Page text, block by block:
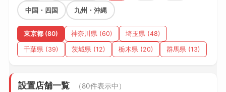
中国・四国 九州・沖縄
東京都 (80) 神奈川県 (60) 埼玉県 (48)
千葉県 (39) 茨城県 (12) 栃木県 (20) 群馬県 (13)
設置店舗一覧 （80件表示中）